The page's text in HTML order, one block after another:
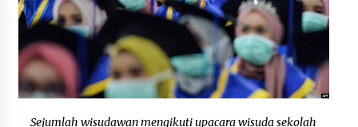
October 9, 2025
Latihan Bersama ASEAN Dibuka, China
Tegaskan Sikap atas Laut China Selatan
September 22, 2023
Sapa Dunia: Trump Unggul di Pemilihan
Sejumlah wisudawan mengikuti upacara wisuda sekolah